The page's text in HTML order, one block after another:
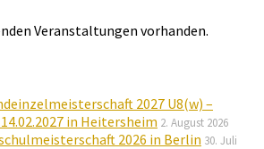
Veranstaltungen vorhanden.
2027 U8(w) –
in Heitersheim 2. August 2026
2026 in Berlin 30. Juli